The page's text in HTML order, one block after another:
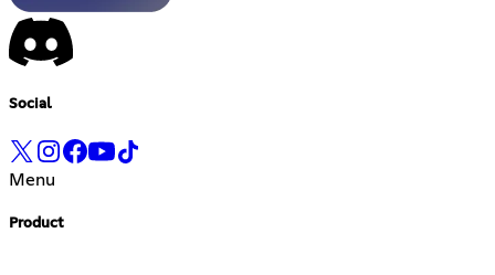
Social
Menu
Product